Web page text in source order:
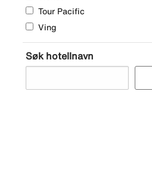
Tour Pacific
Ving
Søk hotellnavn